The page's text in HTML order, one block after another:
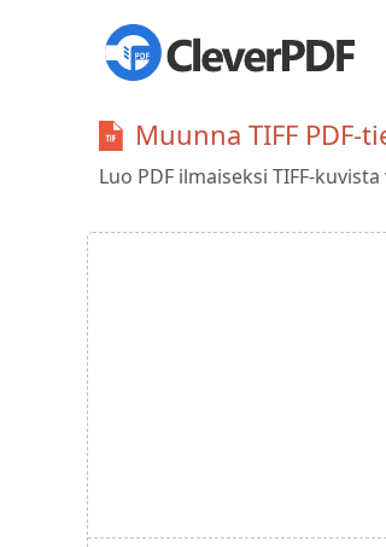
Muunna TIFF PDF-
Luo PDF ilmaiseksi TIFF-